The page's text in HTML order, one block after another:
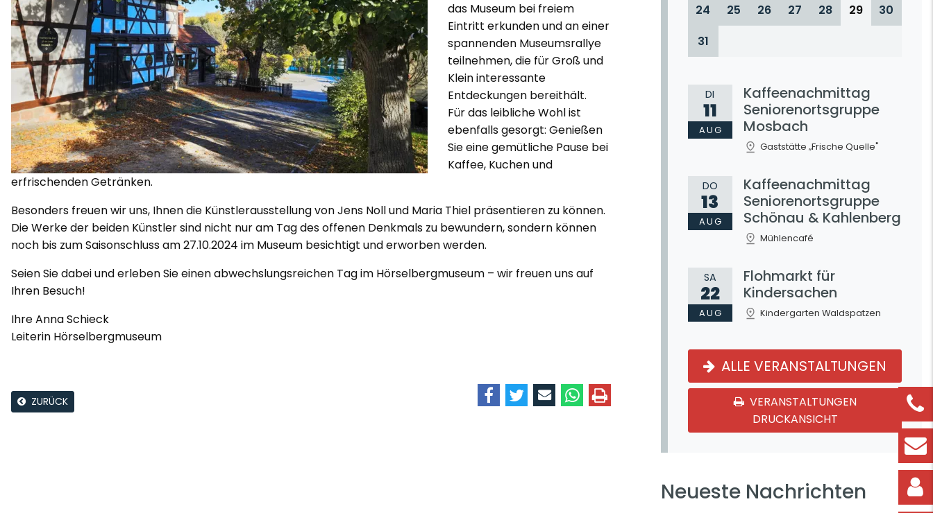
das Museum bei freiem
Eintritt erkunden und an einer
spannenden Museumsrallye
teilnehmen, die für Groß und
Klein interessante
Entdeckungen bereithält.
Für das leibliche Wohl ist
ebenfalls gesorgt: Genießen
Sie eine gemütliche Pause bei
Kaffee, Kuchen und
erfrischenden Getränken.
Besonders freuen wir uns, Ihnen die Künstlerausstellung von Jens Noll und Maria Thiel präsentieren zu können.
Die Werke der beiden Künstler sind nicht nur am Tag des offenen Denkmals zu bewundern, sondern können
noch bis zum Saisonschluss am 27.10.2024 im Museum besichtigt und erworben werden.
Seien Sie dabei und erleben Sie einen abwechslungsreichen Tag im Hörselbergmuseum – wir freuen uns auf
Ihren Besuch!
Ihre Anna Schieck
Leiterin Hörselbergmuseum
ZURÜCK
24
25 26 27 28 29
30
31
DI
11
AUG
Kaffeenachmittag
Seniorenortsgruppe
Mosbach
Gaststätte „Frische Quelle"
DO
13
AUG
Kaffeenachmittag
Seniorenortsgruppe
Schönau & Kahlenberg
Mühlencafé
SA
22
AUG
Flohmarkt für
Kindersachen
Kindergarten Waldspatzen
ALLE VERANSTALTUNGEN
VERANSTALTUNGEN
DRUCKANSICHT
Neueste Nachrichten